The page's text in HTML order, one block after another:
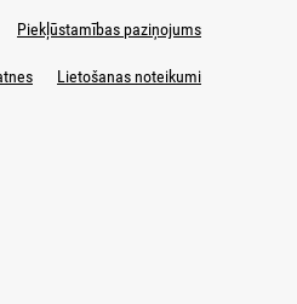
Piekļūstamības paziņojums
Lietošanas noteikumi